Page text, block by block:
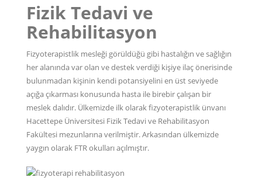
Fizik Tedavi ve
Rehabilitasyon
Fizyoterapistlik mesleği görüldüğü gibi hastalığın ve sağlığın
her alanında var olan ve destek verdiği kişiye ilaç önerisinde
bulunmadan kişinin kendi potansiyelini en üst seviyede
açığa çıkarması konusunda hasta ile birebir çalışan bir
meslek dalıdır. Ülkemizde ilk olarak fizyoterapistlik ünvanı
Hacettepe Üniversitesi Fizik Tedavi ve Rehabilitasyon
Fakültesi mezunlarına verilmiştir. Arkasından ülkemizde
yaygın olarak FTR okulları açılmıştır.